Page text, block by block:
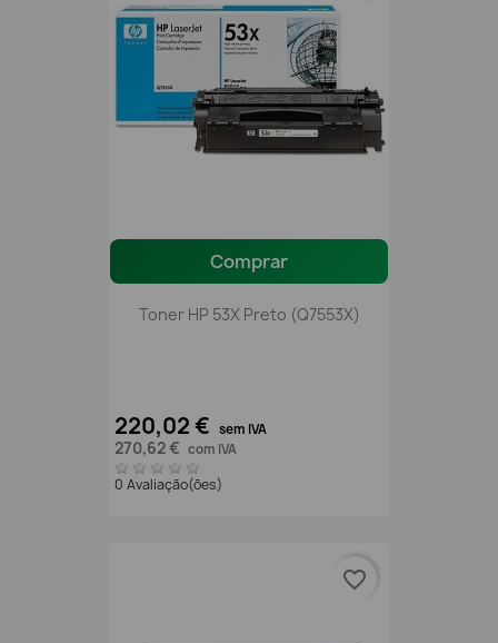
Comprar
Toner HP 53X Preto (Q7553X)
220,02 € sem IVA
270,62 € com IVA
0 Avaliação(ões)
favorite_border